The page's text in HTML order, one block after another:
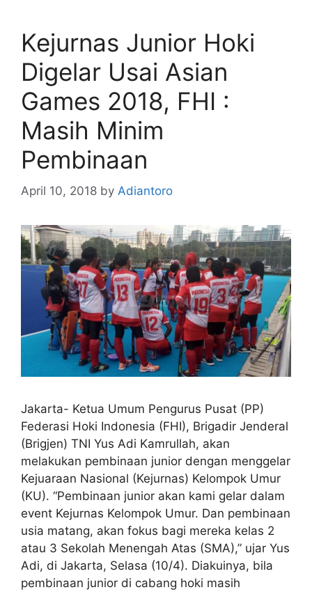
Kejurnas Junior Hoki
Digelar Usai Asian
Games 2018, FHI :
Masih Minim
Pembinaan
April 10, 2018 by Adiantoro
Jakarta- Ketua Umum Pengurus Pusat (PP)
Federasi Hoki Indonesia (FHI), Brigadir Jenderal
(Brigjen) TNI Yus Adi Kamrullah, akan
melakukan pembinaan junior dengan menggelar
Kejuaraan Nasional (Kejurnas) Kelompok Umur
(KU). “Pembinaan junior akan kami gelar dalam
event Kejurnas Kelompok Umur. Dan pembinaan
usia matang, akan fokus bagi mereka kelas 2
atau 3 Sekolah Menengah Atas (SMA),” ujar Yus
Adi, di Jakarta, Selasa (10/4). Diakuinya, bila
pembinaan junior di cabang hoki masih